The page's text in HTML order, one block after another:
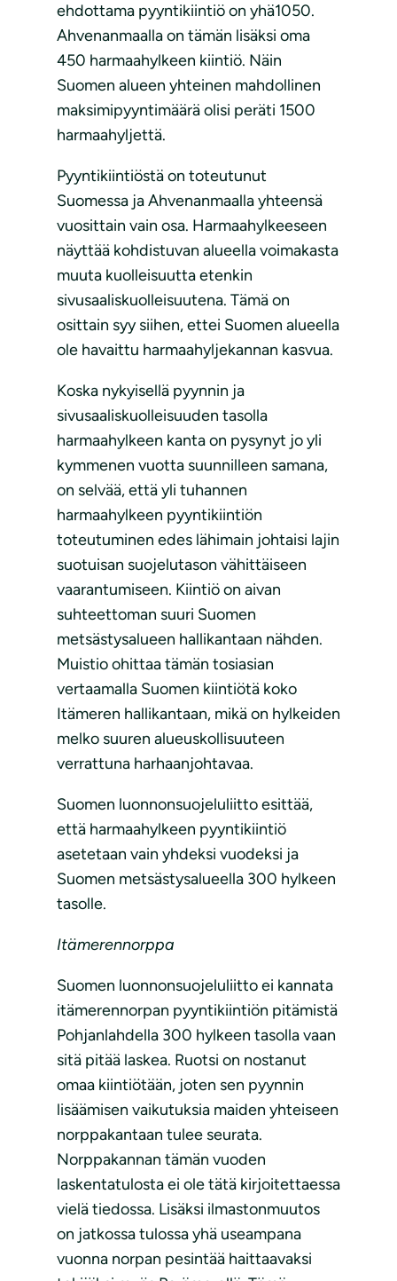
ehdottama pyyntikiintiö on yhä1050.
Ahvenanmaalla on tämän lisäksi oma
450 harmaahylkeen kiintiö. Näin
Suomen alueen yhteinen mahdollinen
maksimipyyntimäärä olisi peräti 1500
harmaahyljettä.
Pyyntikiintiöstä on toteutunut
Suomessa ja Ahvenanmaalla yhteensä
vuosittain vain osa. Harmaahylkeeseen
näyttää kohdistuvan alueella voimakasta
muuta kuolleisuutta etenkin
sivusaaliskuolleisuutena. Tämä on
osittain syy siihen, ettei Suomen alueella
ole havaittu harmaahyljekannan kasvua.
Koska nykyisellä pyynnin ja
sivusaaliskuolleisuuden tasolla
harmaahylkeen kanta on pysynyt jo yli
kymmenen vuotta suunnilleen samana,
on selvää, että yli tuhannen
harmaahylkeen pyyntikiintiön
toteutuminen edes lähimain johtaisi lajin
suotuisan suojelutason vähittäiseen
vaarantumiseen. Kiintiö on aivan
suhteettoman suuri Suomen
metsästysalueen hallikantaan nähden.
Muistio ohittaa tämän tosiasian
vertaamalla Suomen kiintiötä koko
Itämeren hallikantaan, mikä on hylkeiden
melko suuren alueuskollisuuteen
verrattuna harhaanjohtavaa.
Suomen luonnonsuojeluliitto esittää,
että harmaahylkeen pyyntikiintiö
asetetaan vain yhdeksi vuodeksi ja
Suomen metsästysalueella 300 hylkeen
tasolle.
Itämerennorppa
Suomen luonnonsuojeluliitto ei kannata
itämerennorpan pyyntikiintiön pitämistä
Pohjanlahdella 300 hylkeen tasolla vaan
sitä pitää laskea. Ruotsi on nostanut
omaa kiintiötään, joten sen pyynnin
lisäämisen vaikutuksia maiden yhteiseen
norppakantaan tulee seurata.
Norppakannan tämän vuoden
laskentatulosta ei ole tätä kirjoitettaessa
vielä tiedossa. Lisäksi ilmastonmuutos
on jatkossa tulossa yhä useampana
vuonna norpan pesintää haittaavaksi